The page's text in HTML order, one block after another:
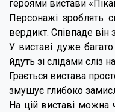
героями вистави
Персонажі зроблять
вердикт. Співпаде
У виставі дуже
йдуть зі слідами сліз
Грається вистава
змушує глибоко
На цій виставі можна